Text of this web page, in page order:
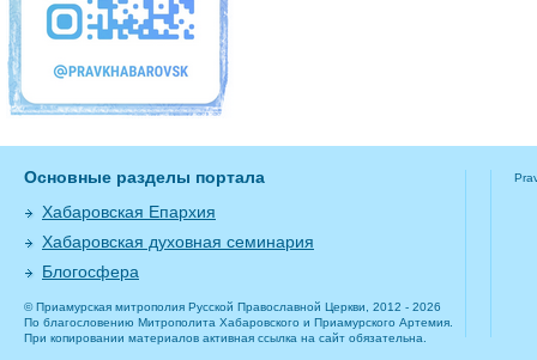
Основные разделы портала
Хабаровская Епархия
Хабаровская духовная семинария
Блогосфера
© Приамурская митрополия Русской Православной Церкви, 2012 - 2026
По благословению Митрополита Хабаровского и Приамурского Артемия.
При копировании материалов активная ссылка на сайт обязательна.